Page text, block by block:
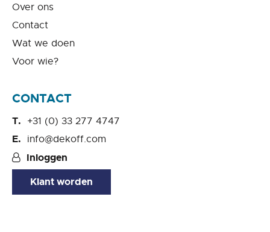
Over ons
Contact
Wat we doen
Voor wie?
CONTACT
+31 (0) 33 277 4747
info@dekoff.com
Inloggen
Klant worden